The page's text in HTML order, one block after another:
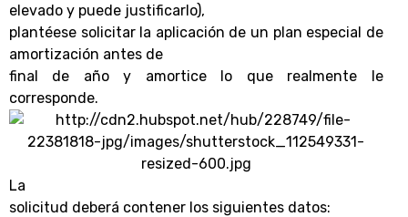
elevado y puede justificarlo),
plantéese solicitar la aplicación de un plan especial de
amortización antes de
final de año y amortice lo que realmente le
corresponde.
La
solicitud deberá contener los siguientes datos: